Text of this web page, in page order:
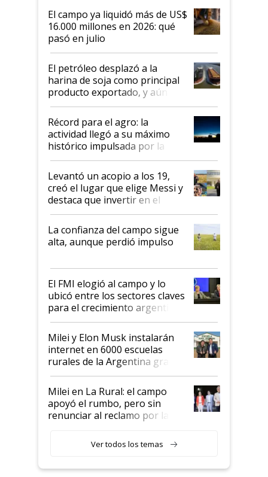
El campo ya liquidó más de US$
16.000 millones en 2026: qué
pasó en julio
El petróleo desplazó a la
harina de soja como principal
producto exportado, y aún así
el agro aportó casi seis de cada
diez dólares y sostuvo el
liderazgo en un semestre
récord
Récord para el agro: la
actividad llegó a su máximo
histórico impulsada por la
cosecha y las exportaciones
Levantó un acopio a los 19,
creó el lugar que elige Messi y
destaca que invertir en el
kirchnerismo era como "darle
plata a un hijo para droga":
Juan Félix Rossetti, el libertario
que de una dura crisis salió
de Milei
La confianza del campo sigue
alta, aunque perdió impulso
El FMI elogió al campo y lo
ubicó entre los sectores claves
para el crecimiento argentino
Milei y Elon Musk instalarán
internet en 6000 escuelas
rurales de la Argentina gracias
a un acuerdo con Starlink
Milei en La Rural: el campo
apoyó el rumbo, pero sin
renunciar al reclamo por las
Ver todos los temas